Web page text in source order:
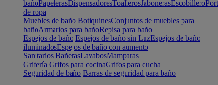
bañoPapelerasDispensadoresToallerosJabonerasEscobillero
de ropa
Muebles de baño BotiquinesConjuntos de muebles para
bañoArmarios para bañoRepisa para baño
Espejos de baño Espejos de baño sin LuzEspejos de baño
iluminadosEspejos de baño con aumento
Sanitarios BañerasLavabosMamparas
Grifería Grifos para cocinaGrifos para ducha
Seguridad de baño Barras de seguridad para baño